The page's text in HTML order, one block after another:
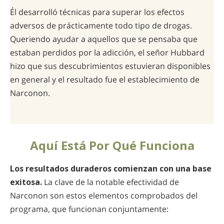
Él desarrolló técnicas para superar los efectos
adversos de prácticamente todo tipo de drogas.
Queriendo ayudar a aquellos que se pensaba que
estaban perdidos por la adicción, el señor Hubbard
hizo que sus descubrimientos estuvieran disponibles
en general y el resultado fue el establecimiento de
Narconon.
Aquí Está Por Qué Funciona
Los resultados duraderos comienzan con una base
exitosa. La clave de la notable efectividad de
Narconon son estos elementos comprobados del
programa, que funcionan conjuntamente: